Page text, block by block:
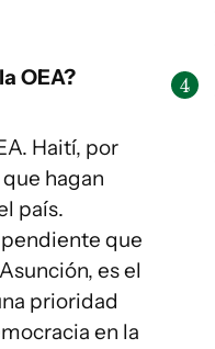
OEA?
Haití, por
hagan
país.
que
es el
prioridad
en la